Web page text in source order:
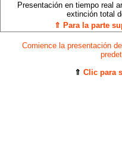
Presentación en tiempo real
extinción total
⇑ Para la parte
Comience la presentación
⇑ Clic para